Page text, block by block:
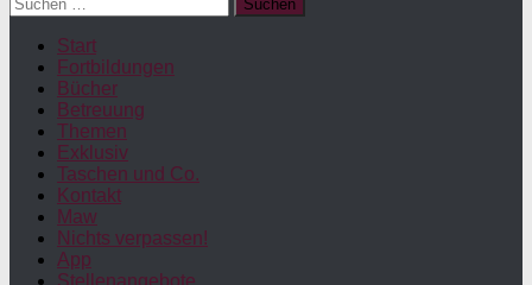
nach:
Start
Fortbildungen
Bücher
Betreuung
Themen
Exklusiv
Taschen und Co.
Kontakt
Maw
Nichts verpassen!
App
Stellenangebote